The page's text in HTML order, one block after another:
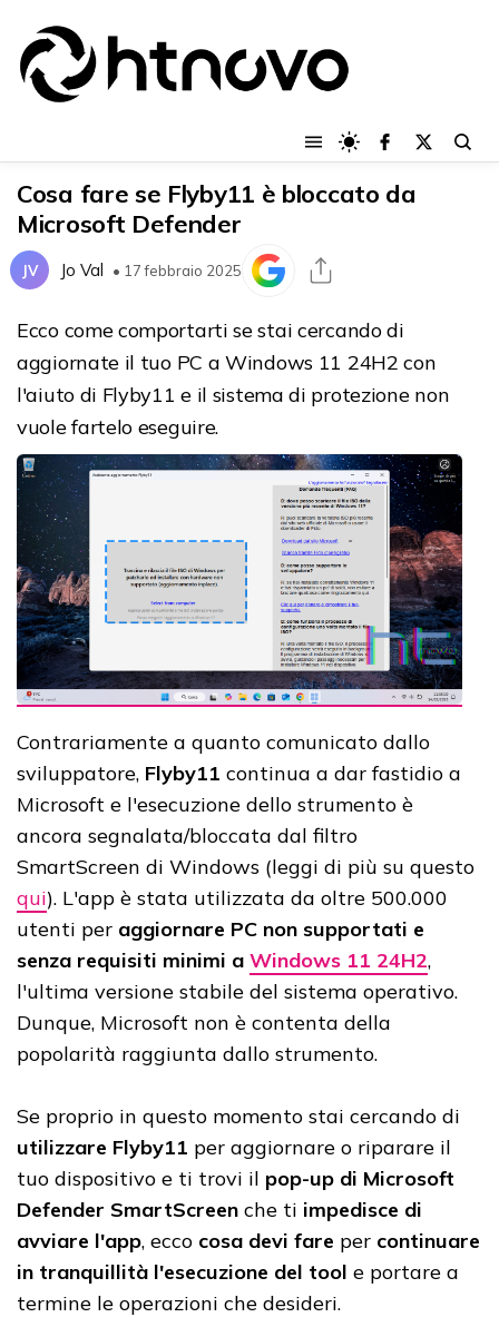
Cosa fare se Flyby11 è bloccato da
Microsoft Defender
JV Jo Val • 17 febbraio 2025
Ecco come comportarti se stai cercando di
aggiornate il tuo PC a Windows 11 24H2 con
l'aiuto di Flyby11 e il sistema di protezione non
vuole fartelo eseguire.
Contrariamente a quanto comunicato dallo
sviluppatore, Flyby11 continua a dar fastidio a
Microsoft e l'esecuzione dello strumento è
ancora segnalata/bloccata dal filtro
SmartScreen di Windows (leggi di più su questo
qui). L'app è stata utilizzata da oltre 500.000
utenti per aggiornare PC non supportati e
senza requisiti minimi a Windows 11 24H2,
l'ultima versione stabile del sistema operativo.
Dunque, Microsoft non è contenta della
popolarità raggiunta dallo strumento.
Se proprio in questo momento stai cercando di
utilizzare Flyby11 per aggiornare o riparare il
tuo dispositivo e ti trovi il pop-up di Microsoft
Defender SmartScreen che ti impedisce di
avviare l'app, ecco cosa devi fare per continuare
in tranquillità l'esecuzione del tool e portare a
termine le operazioni che desideri.